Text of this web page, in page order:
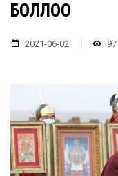
БОЛЛОО
2021-06-02